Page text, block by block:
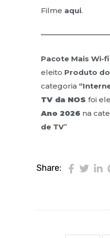
Filme aqui.
Pacote Mais Wi-fi
eleito Produto
categoria
TV da NOS foi
Ano 2026 na
de TV”
Share: